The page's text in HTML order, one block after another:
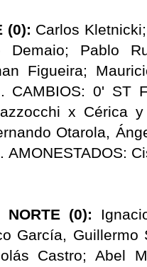
(0): Carlos
Demaio; Pablo
Figueira;
CAMBIOS: 0' ST
x Cérica
Otarola,
AMONESTADOS:
NORTE (0):
García,
Castro; Abel